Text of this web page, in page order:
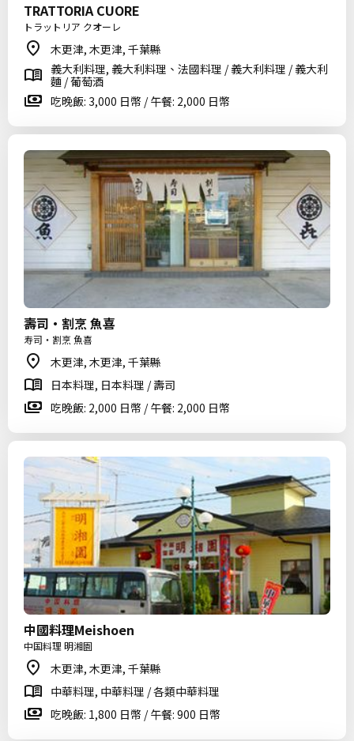
TRATTORIA CUORE
トラットリア クオーレ
木更津, 木更津, 千葉縣
義大利料理, 義大利料理、法國料理 / 義大利料理 / 義大利
麵 / 葡萄酒
吃晚飯: 3,000 日幣 / 午餐: 2,000 日幣
壽司・割烹 魚喜
寿司・割烹 魚喜
木更津, 木更津, 千葉縣
日本料理, 日本料理 / 壽司
吃晚飯: 2,000 日幣 / 午餐: 2,000 日幣
中國料理Meishoen
中国料理 明湘園
木更津, 木更津, 千葉縣
中華料理, 中華料理 / 各類中華料理
吃晚飯: 1,800 日幣 / 午餐: 900 日幣